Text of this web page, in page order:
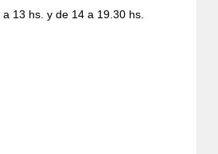
13 hs. y de 14 a 19.30 hs.